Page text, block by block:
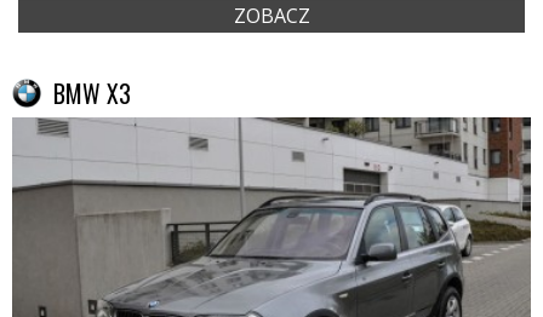
ZOBACZ
BMW X3